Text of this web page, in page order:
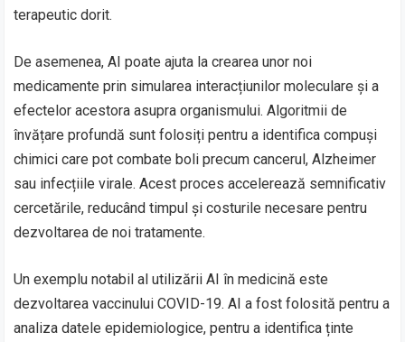
terapeutic dorit.
De asemenea, AI poate ajuta la crearea unor noi
medicamente prin simularea interacțiunilor moleculare și a
efectelor acestora asupra organismului. Algoritmii de
învățare profundă sunt folosiți pentru a identifica compuși
chimici care pot combate boli precum cancerul, Alzheimer
sau infecțiile virale. Acest proces accelerează semnificativ
cercetările, reducând timpul și costurile necesare pentru
dezvoltarea de noi tratamente.
Un exemplu notabil al utilizării AI în medicină este
dezvoltarea vaccinului COVID-19. AI a fost folosită pentru a
analiza datele epidemiologice, pentru a identifica ținte